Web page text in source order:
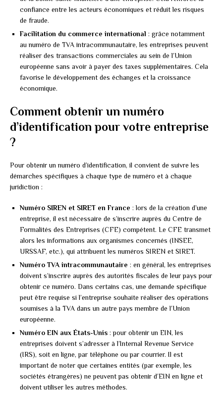
confiance entre les acteurs économiques et réduit les risques
de fraude.
Facilitation du commerce international : grâce notamment
au numéro de TVA intracommunautaire, les entreprises peuvent
réaliser des transactions commerciales au sein de l’Union
européenne sans avoir à payer des taxes supplémentaires. Cela
favorise le développement des échanges et la croissance
économique.
Comment obtenir un numéro
d’identification pour votre entreprise
?
Pour obtenir un numéro d’identification, il convient de suivre les
démarches spécifiques à chaque type de numéro et à chaque
juridiction :
Numéro SIREN et SIRET en France : lors de la création d’une
entreprise, il est nécessaire de s’inscrire auprès du Centre de
Formalités des Entreprises (CFE) compétent. Le CFE transmet
alors les informations aux organismes concernés (INSEE,
URSSAF, etc.), qui attribuent les numéros SIREN et SIRET.
Numéro TVA intracommunautaire : en général, les entreprises
doivent s’inscrire auprès des autorités fiscales de leur pays pour
obtenir ce numéro. Dans certains cas, une demande spécifique
peut être requise si l’entreprise souhaite réaliser des opérations
soumises à la TVA dans un autre pays membre de l’Union
européenne.
Numéro EIN aux États-Unis : pour obtenir un EIN, les
entreprises doivent s’adresser à l’Internal Revenue Service
(IRS), soit en ligne, par téléphone ou par courrier. Il est
important de noter que certaines entités (par exemple, les
sociétés étrangères) ne peuvent pas obtenir d’EIN en ligne et
doivent utiliser les autres méthodes.